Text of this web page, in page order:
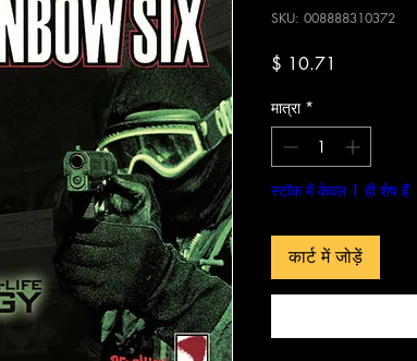
त्वरित दृश्य
In-Store & Online
PlayStation 2 - EA Sports NBA
Live 06
$ 4.28
In-Store & Online
PlayStation 2 -
मूल्य
$ 10.71
SKU: 008888310372
$ 10.71
मात्रा *
स्टॉक में केवल 1 ही शेष हैं
कार्ट में जोड़ें